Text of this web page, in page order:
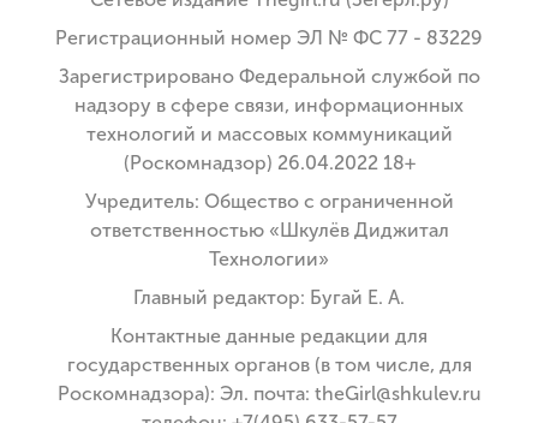
Регистрационный номер ЭЛ № ФС 77 - 83229
Зарегистрировано Федеральной службой по
надзору в сфере связи, информационных
технологий и массовых коммуникаций
(Роскомнадзор) 26.04.2022 18+
Учредитель: Общество с ограниченной
ответственностью «Шкулёв Диджитал
Технологии»
Главный редактор: Бугай Е. А.
Контактные данные редакции для
государственных органов (в том числе, для
Роскомнадзора): Эл. почта: theGirl@shkulev.ru